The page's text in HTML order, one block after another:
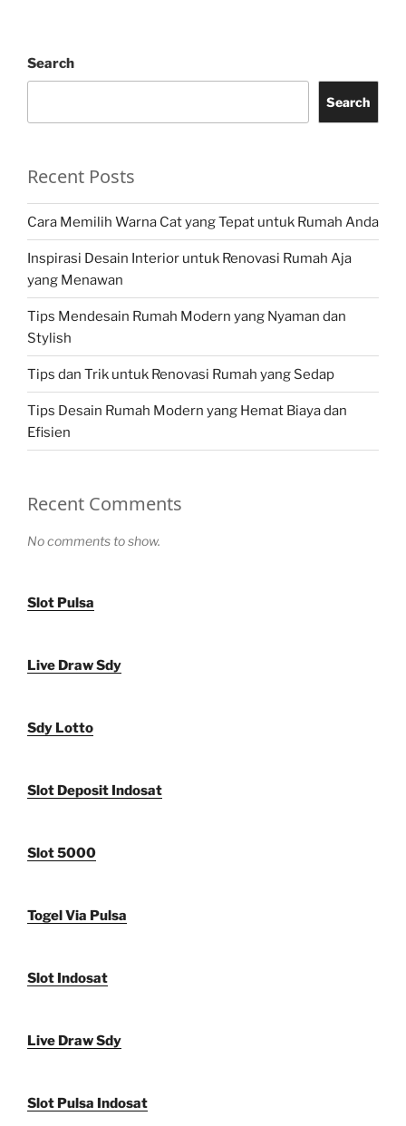
Search
Search
Recent Posts
Cara Memilih Warna Cat yang Tepat untuk Rumah Anda
Inspirasi Desain Interior untuk Renovasi Rumah Aja
yang Menawan
Tips Mendesain Rumah Modern yang Nyaman dan
Stylish
Tips dan Trik untuk Renovasi Rumah yang Sedap
Tips Desain Rumah Modern yang Hemat Biaya dan
Efisien
Recent Comments
No comments to show.
Slot Pulsa
Live Draw Sdy
Sdy Lotto
Slot Deposit Indosat
Slot 5000
Togel Via Pulsa
Slot Indosat
Live Draw Sdy
Slot Pulsa Indosat